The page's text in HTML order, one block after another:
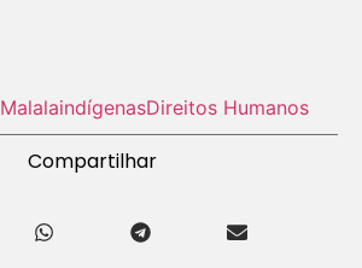
MalalaindígenasDireitos Humanos
Compartilhar